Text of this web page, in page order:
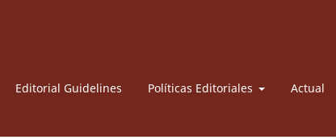
Editorial Guidelines Políticas Editoriales Actual